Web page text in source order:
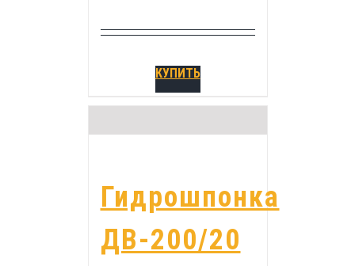
КУПИТЬ
Гидрошпонка
ДВ-200/20